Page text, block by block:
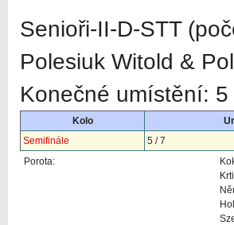
Senioři-II-D-STT
Polesiuk Witold &
Konečné umístění: 5
Kolo
Semifinále
5 / 7
Porota: